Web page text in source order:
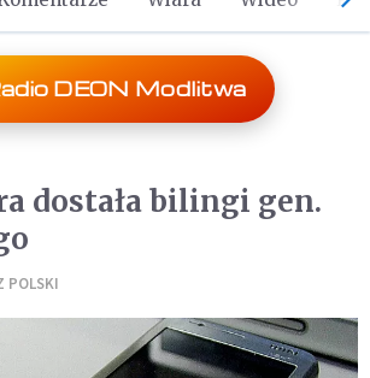
DEON Modlitwa
dostała bilingi gen.
POLSKI